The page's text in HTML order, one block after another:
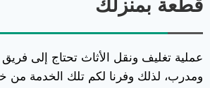
قطعة بمنزلك
عملية تغليف ونقل الأثاث تحتاج إلى
ومدرب، لذلك وفرنا لكم تلك الخدمة من